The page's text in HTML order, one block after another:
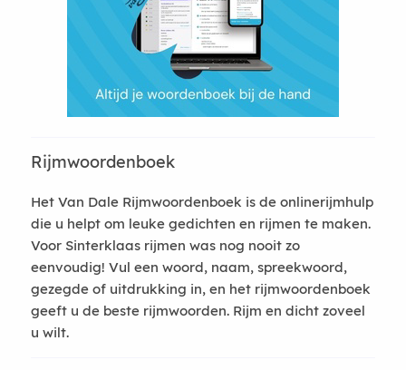
Rijmwoordenboek
Het Van Dale Rijmwoordenboek is de onlinerijmhulp
die u helpt om leuke gedichten en rijmen te maken.
Voor Sinterklaas rijmen was nog nooit zo
eenvoudig! Vul een woord, naam, spreekwoord,
gezegde of uitdrukking in, en het rijmwoordenboek
geeft u de beste rijmwoorden. Rijm en dicht zoveel
u wilt.